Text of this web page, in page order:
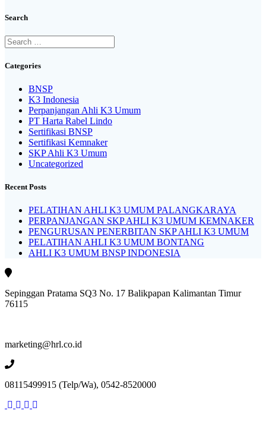
Search
Search
for:
Categories
BNSP
K3 Indonesia
Perpanjangan Ahli K3 Umum
PT Harta Rabel Lindo
Sertifikasi BNSP
Sertifikasi Kemnaker
SKP Ahli K3 Umum
Uncategorized
Recent Posts
PELATIHAN AHLI K3 UMUM PALANGKARAYA
PERPANJANGAN SKP AHLI K3 UMUM KEMNAKER
PENGURUSAN PENERBITAN SKP AHLI K3 UMUM
PELATIHAN AHLI K3 UMUM BONTANG
AHLI K3 UMUM BNSP INDONESIA
Sepinggan Pratama SQ3 No. 17 Balikpapan Kalimantan Timur
76115
marketing@hrl.co.id
08115499915 (Telp/Wa), 0542-8520000